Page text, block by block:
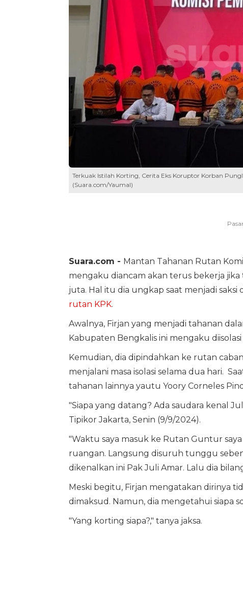
Terkuak Istilah Korting, Cerita Eks Koruptor Korban
(Suara.com/Yaumal)
Suara.com - Mantan Tahanan Rutan
mengaku diancam akan terus bekerja
juta. Hal itu dia ungkap saat menjadi
rutan KPK.
Awalnya, Firjan yang menjadi tahanan
Kabupaten Bengkalis ini mengaku
Kemudian, dia dipindahkan ke rutan
menjalani masa isolasi selama dua hari.
tahanan lainnya yautu Yoory Corneles
"Siapa yang datang? Ada saudara kenal
Tipikor Jakarta, Senin (9/9/2024).
"Waktu saya masuk ke Rutan Guntur
ruangan. Langsung disuruh tunggu
dikenalkan ini Pak Juli Amar. Lalu dia
Meski begitu, Firjan mengatakan dirinya
dimaksud. Namun, dia mengetahui siapa
"Yang korting siapa?," tanya jaksa.